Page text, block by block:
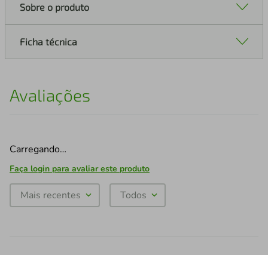
Sobre o produto
Ficha técnica
Avaliações
Carregando…
Faça login para avaliar este produto
Mais recentes Todos